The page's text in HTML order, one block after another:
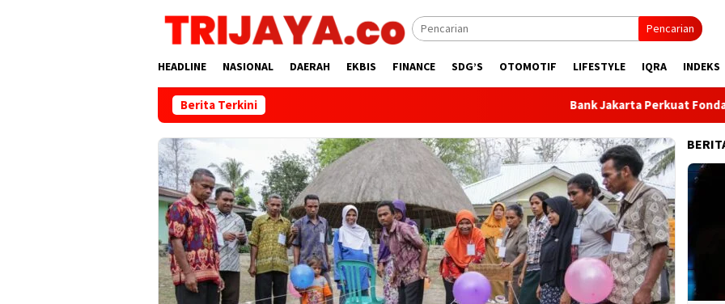
Pencarian
HEADLINE NASIONAL DAERAH EKBIS FINANCE SDG’S OTOMOTIF LIFESTYLE IQRA INDEKS
Berita Terkini Bank Jakarta Perkuat Fondasi